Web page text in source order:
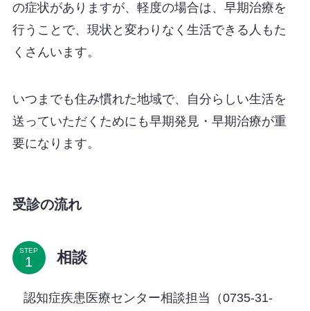
の症状がありますが、軽度の場合は、早期治療を
行うことで、現状と変わりなく生活できる人もた
くさんいます。
いつまでも住み慣れた地域で、自分らしい生活を
送っていただくためにも早期発見・早期治療が重
要になります。
受診の流れ
STEP 相談
認知症疾患医療センター相談担当（0735-31-